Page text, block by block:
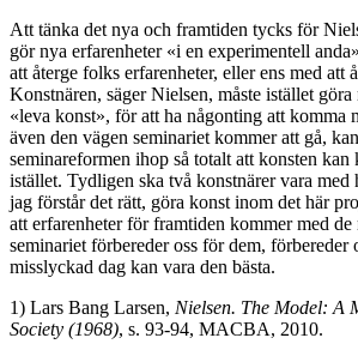
Att tänka det nya och framtiden tycks för
gör nya erfarenheter «i en experimentell
att återge folks erfarenheter, eller ens med att
Konstnären, säger Nielsen, måste istället göra
«leva konst», för att ha någonting att komma
även den vägen seminariet kommer att gå,
seminareformen ihop så totalt att konsten kan
istället. Tydligen ska två konstnärer vara med
jag förstår det rätt, göra konst inom det här
att erfarenheter för framtiden kommer med
seminariet förbereder oss för dem, förbereder
misslyckad dag kan vara den bästa.
1) Lars Bang Larsen, Nielsen. The Model: A
Society (1968), s. 93-94, MACBA, 2010.